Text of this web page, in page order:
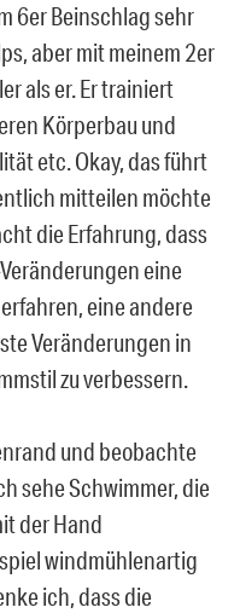
6er Beinschlag sehr
aber mit meinem 2er
als er. Er trainiert
Körperbau und
etc. Okay, das führt
mitteilen möchte
die Erfahrung, dass
eine
eine andere
Veränderungen in
zu verbessern.
und beobachte
sehe Schwimmer, die
der Hand
windmühlenartig
ich, dass die